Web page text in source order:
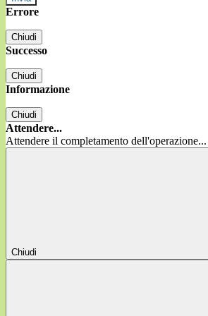
Errore
Chiudi
Successo
Chiudi
Informazione
Chiudi
Attendere...
Attendere il completamento dell'operazione...
Chiudi